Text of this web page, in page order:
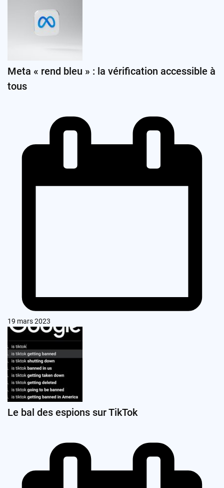
Meta « rend bleu » : la vérification accessible à
tous
19 mars 2023
Le bal des espions sur TikTok